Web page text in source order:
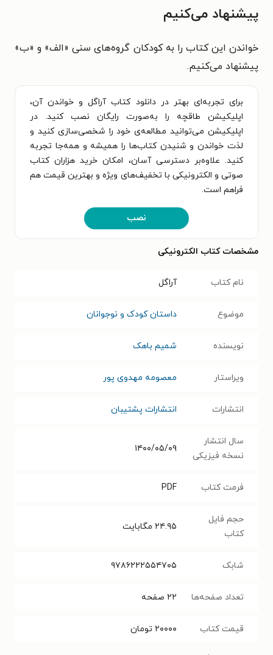
پیشنهاد می‌کنیم
خواندن این کتاب را به کودکان گروه‌های سنی «الف» و «ب»
پیشنهاد می‌کنیم.
برای تجربه‌ای بهتر در دانلود کتاب آراگل و خواندن آن،
اپلیکیشن طاقچه را به‌صورت رایگان نصب کنید. در
اپلیکیشن می‌توانید مطالعه‌ی خود را شخصی‌سازی کنید و
لذت خواندن و شنیدن کتاب‌ها را همیشه و همه‌جا تجربه
کنید. علاوه‌بر دسترسی آسان، امکان خرید هزاران کتاب
صوتی و الکترونیکی با تخفیف‌های ویژه و بهترین قیمت هم
فراهم است.
نصب
مشخصات کتاب الکترونیکی
نام کتاب آراگل
موضوع داستان کودک و نوجوانان
نویسنده شمیم باهک
ویراستار معصومه مهدوی پور
انتشارات انتشارات پشتیبان
سال انتشار
نسخه فیزیکی
۱۴۰۰/۰۵/۰۹
فرمت کتاب PDF
حجم فایل
کتاب
۲۴.۹۵ مگابایت
شابک ۹۷۸۶۲۲۲۵۵۴۷۰۵
تعداد صفحه‌ها ۲۲ صفحه
قیمت کتاب ۲۰۰۰۰ تومان